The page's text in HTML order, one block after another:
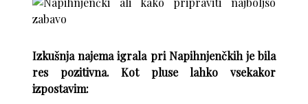
Izkušnja najema igrala pri Napihnjenčkih je bila
res pozitivna. Kot pluse lahko vsekakor
izpostavim: